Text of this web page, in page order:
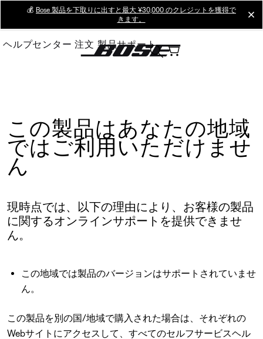
Main
💰 Bose 製品を下取りに出すと最大 ¥30,000 のクレジットを獲得で
きます。
ヘルプセンター 注文 製品サポート
この製品はあなたの地域
ではご利用いただけませ
ん
現時点では、以下の理由により、お客様の製品
に関するオンラインサポートを提供できませ
ん。
この地域では製品のバージョンはサポートされていませ
ん。
この製品を別の国/地域で購入された場合は、それぞれの
Webサイトにアクセスして、すべてのセルフサービスヘル